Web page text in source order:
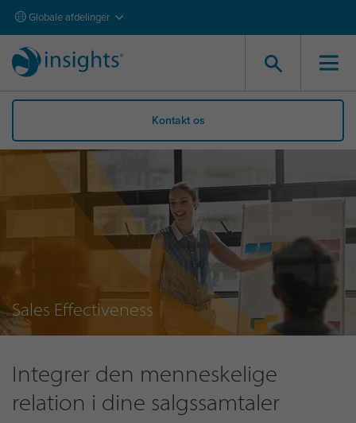
Globale afdelinger
Kontakt os
Sales Effectiveness
Integrer den menneskelige
relation i dine salgssamtaler